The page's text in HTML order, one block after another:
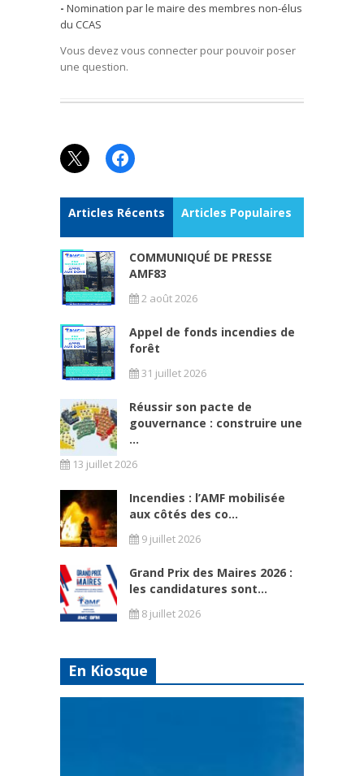
Nomination par le maire des membres non-élus
du CCAS
Vous devez vous connecter pour pouvoir poser
une question.
X Facebook
Articles Récents Articles Populaires
COMMUNIQUÉ DE PRESSE
AMF83
2 août 2026
Appel de fonds incendies de
forêt
31 juillet 2026
Réussir son pacte de
gouvernance : construire une
...
13 juillet 2026
Incendies : l’AMF mobilisée
aux côtés des co...
9 juillet 2026
Grand Prix des Maires 2026 :
les candidatures sont...
8 juillet 2026
En Kiosque